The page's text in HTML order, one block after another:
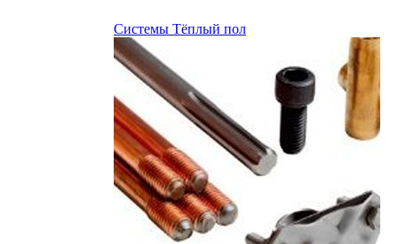
Системы Тёплый пол